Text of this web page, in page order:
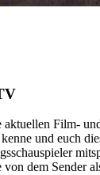
Film-
und euch
von dem Sender